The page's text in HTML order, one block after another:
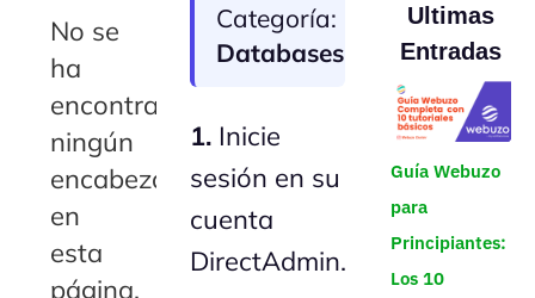
No se
ha
encontrado
ningún
encabezado
en
esta
página.
Categoría:
Databases
1. Inicie
sesión en su
cuenta
DirectAdmin.
Ultimas
Entradas
Guía Webuzo
para
Principiantes:
Los 10